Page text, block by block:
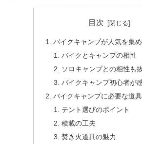
目次
バイクキャンプが人気を集
バイクとキャンプの相性
ソロキャンプとの相性も
バイクキャンプ初心者が
バイクキャンプに必要な道
テント選びのポイント
積載の工夫
焚き火道具の魅力